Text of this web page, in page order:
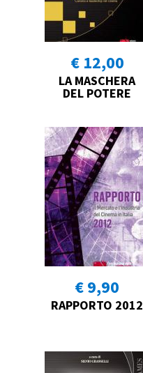
€ 12,00
LA MASCHERA
DEL POTERE
€ 9,90
RAPPORTO 2012